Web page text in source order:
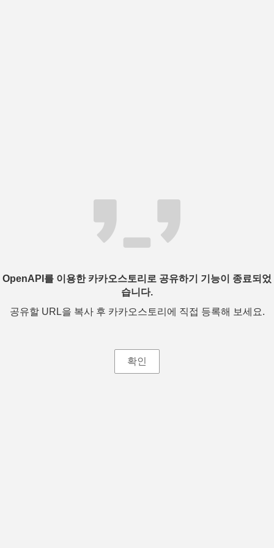
OpenAPI를 이용한 카카오스토리로 공유하기 기능이 종료되었
습니다.
공유할 URL을 복사 후 카카오스토리에 직접 등록해 보세요.
확인